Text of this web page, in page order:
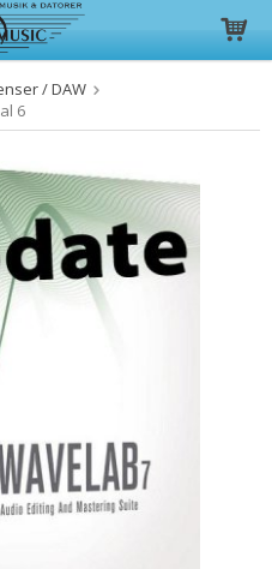
i varukorgen
/ DAW
6